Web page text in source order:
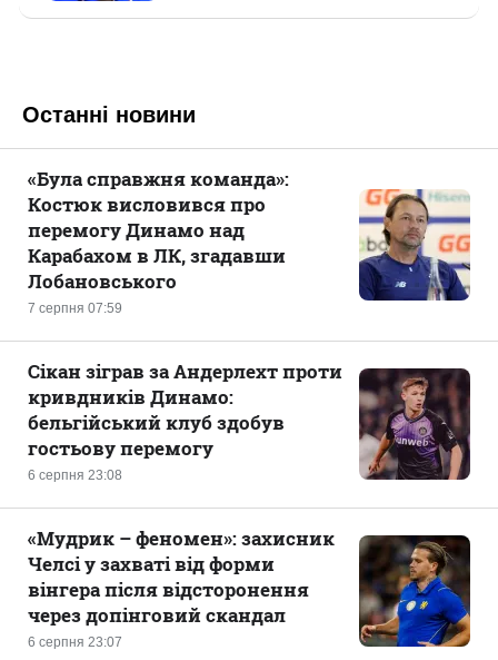
Останні новини
7 серпня 07:59
«Була справжня команда»:
Костюк висловився про
перемогу Динамо над
Карабахом в ЛК, згадавши
Лобановського
6 серпня 23:08
Сікан зіграв за Андерлехт проти
кривдників Динамо:
бельгійський клуб здобув
гостьову перемогу
6 серпня 23:07
«Мудрик – феномен»: захисник
Челсі у захваті від форми
вінгера після відсторонення
через допінговий скандал